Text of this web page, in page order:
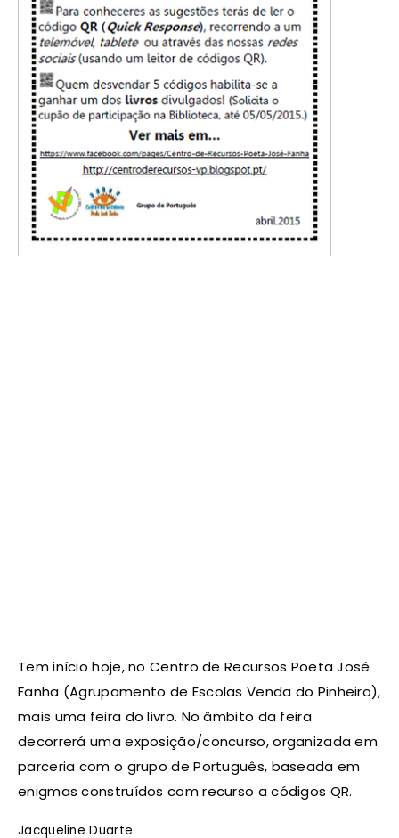
Tem início hoje, no Centro de Recursos Poeta José
Fanha (Agrupamento de Escolas Venda do Pinheiro),
mais uma feira do livro. No âmbito da feira
decorrerá uma exposição/concurso, organizada em
parceria com o grupo de Português, baseada em
enigmas construídos com recurso a códigos QR.
Jacqueline Duarte